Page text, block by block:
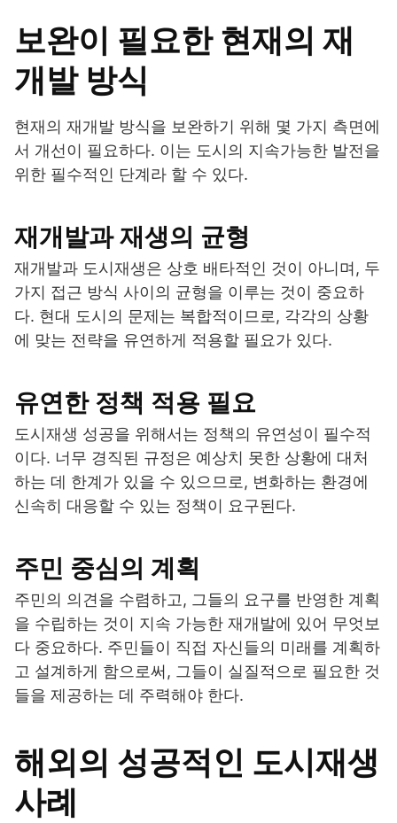
보완이 필요한 현재의 재
개발 방식
현재의 재개발 방식을 보완하기 위해 몇 가지 측면에
서 개선이 필요하다. 이는 도시의 지속가능한 발전을
위한 필수적인 단계라 할 수 있다.
재개발과 재생의 균형
재개발과 도시재생은 상호 배타적인 것이 아니며, 두
가지 접근 방식 사이의 균형을 이루는 것이 중요하
다. 현대 도시의 문제는 복합적이므로, 각각의 상황
에 맞는 전략을 유연하게 적용할 필요가 있다.
유연한 정책 적용 필요
도시재생 성공을 위해서는 정책의 유연성이 필수적
이다. 너무 경직된 규정은 예상치 못한 상황에 대처
하는 데 한계가 있을 수 있으므로, 변화하는 환경에
신속히 대응할 수 있는 정책이 요구된다.
주민 중심의 계획
주민의 의견을 수렴하고, 그들의 요구를 반영한 계획
을 수립하는 것이 지속 가능한 재개발에 있어 무엇보
다 중요하다. 주민들이 직접 자신들의 미래를 계획하
고 설계하게 함으로써, 그들이 실질적으로 필요한 것
들을 제공하는 데 주력해야 한다.
해외의 성공적인 도시재생
사례